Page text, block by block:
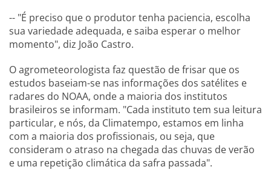
-- "É preciso que o produtor tenha paciencia, escolha
sua variedade adequada, e saiba esperar o melhor
momento", diz João Castro.
O agrometeorologista faz questão de frisar que os
estudos baseiam-se nas informações dos satélites e
radares do NOAA, onde a maioria dos institutos
brasileiros se informam. "Cada instituto tem sua leitura
particular, e nós, da Climatempo, estamos em linha
com a maioria dos profissionais, ou seja, que
consideram o atraso na chegada das chuvas de verão
e uma repetição climática da safra passada".